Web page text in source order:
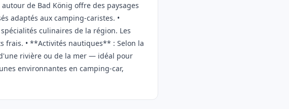
de Bad König offre des paysages
adaptés aux camping-caristes. •
culinaires de la région. Les
frais. • **Activités nautiques** : Selon la
rivière ou de la mer — idéal pour
environnantes en camping-car,